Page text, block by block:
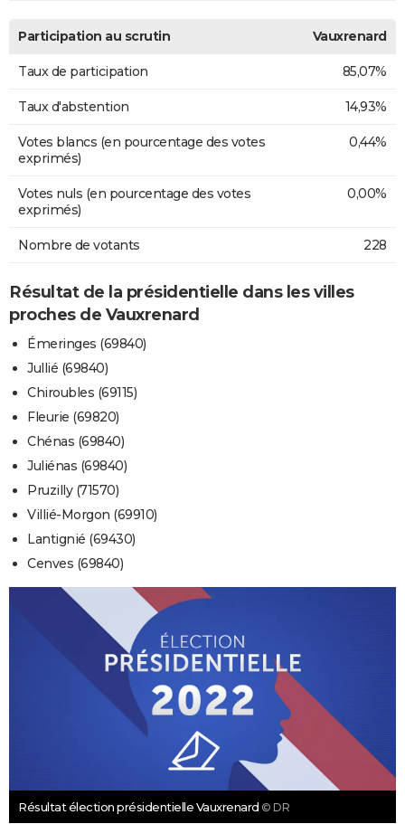
Participation au scrutin Vauxrenard
Taux de participation 85,07%
Taux d'abstention 14,93%
Votes blancs (en pourcentage des votes
exprimés)
0,44%
Votes nuls (en pourcentage des votes
exprimés)
0,00%
Nombre de votants 228
Résultat de la présidentielle dans les villes
proches de Vauxrenard
Émeringes (69840)
Jullié (69840)
Chiroubles (69115)
Fleurie (69820)
Chénas (69840)
Juliénas (69840)
Pruzilly (71570)
Villié-Morgon (69910)
Lantignié (69430)
Cenves (69840)
Résultat élection présidentielle Vauxrenard © DR